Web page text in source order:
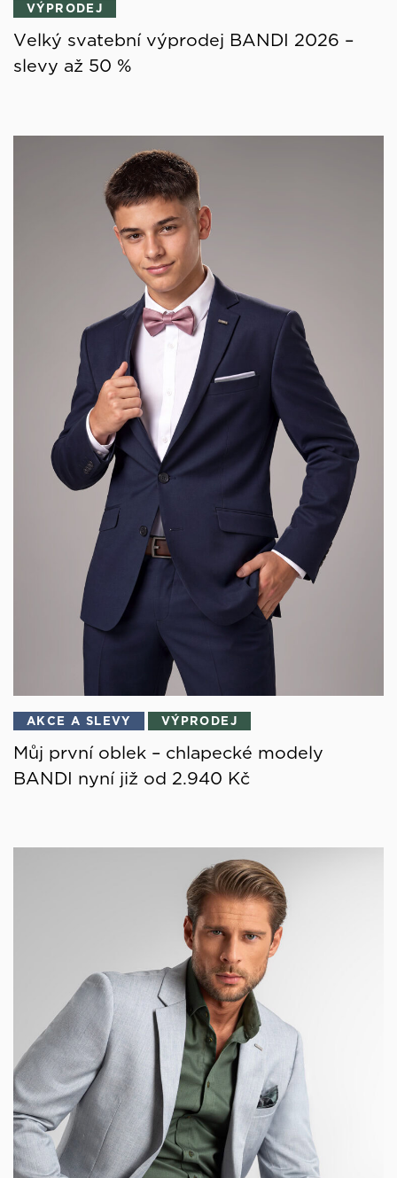
VÝPRODEJ
Velký svatební výprodej BANDI 2026 –
slevy až 50 %
AKCE A SLEVY VÝPRODEJ
Můj první oblek – chlapecké modely
BANDI nyní již od 2.940 Kč